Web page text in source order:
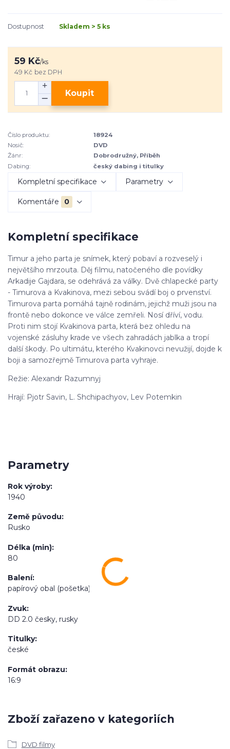
Dostupnost Skladem > 5 ks
59 Kč/ks
49 Kč bez DPH
Koupit
Číslo produktu:
18924
Nosič:
DVD
Žánr:
Dobrodružný, Příběh
Dabing:
český dabing i titulky
Kompletní specifikace Parametry
Komentáře 0
Kompletní specifikace
Timur a jeho parta je snímek, který pobaví a rozveselý i
největšího mrzouta. Děj filmu, natočeného dle povídky
Arkadije Gajdara, se odehrává za války. Dvě chlapecké party
- Timurova a Kvakinova, mezi sebou svádí boj o prvenství.
Timurova parta pomáhá tajně rodinám, jejichž muži jsou na
frontě nebo dokonce ve válce zemřeli. Nosí dříví, vodu.
Proti nim stojí Kvakinova parta, která bez ohledu na
vojenské zásluhy krade ve všech zahradách jablka a tropí
další škody. Po ultimátu, kterého Kvakinovci nevužijí, dojde k
boji a samozřejmě Timurova parta vyhraje.
Režie: Alexandr Razumnyj
Hrají: Pjotr Savin, L. Shchipachyov, Lev Potemkin
Parametry
Rok výroby
1940
Země původu
Rusko
Délka (min)
80
Balení
papírový obal (pošetka)
Zvuk
DD 2.0 česky, rusky
Titulky
české
Formát obrazu
16:9
Zboží zařazeno v kategoriích
DVD filmy